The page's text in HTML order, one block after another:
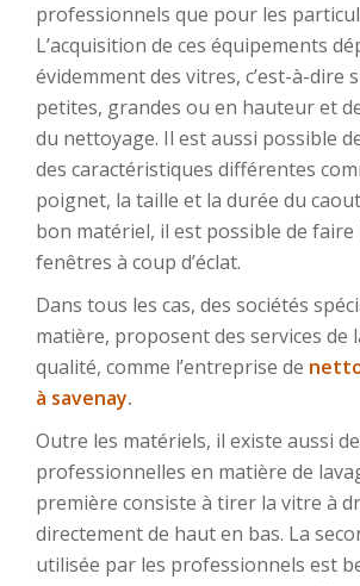
professionnels que pour les
L’acquisition de ces équipements
évidemment des vitres, c’est-à-dire
petites, grandes ou en hauteur et
du nettoyage. Il est aussi possible
des caractéristiques différentes
poignet, la taille et la durée du
bon matériel, il est possible de
fenêtres à coup d’éclat.
Dans tous les cas, des sociétés
matière, proposent des services de
qualité, comme l’entreprise de
à savenay.
Outre les matériels, il existe aussi
professionnelles en matière de
première consiste à tirer la vitre à
directement de haut en bas. La
utilisée par les professionnels est